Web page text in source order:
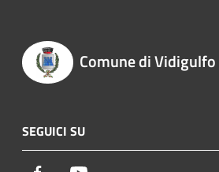
Comune di Vidigulfo
SEGUICI SU